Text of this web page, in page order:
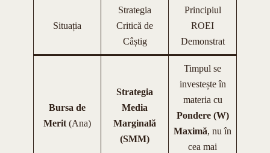
Situația
Strategia
Critică de
Câștig
Principiul
ROEI
Demonstrat
Bursa de
Merit (Ana)
Strategia
Media
Marginală
(SMM)
Timpul se
investește în
materia cu
Pondere (W)
Maximă, nu în
cea mai